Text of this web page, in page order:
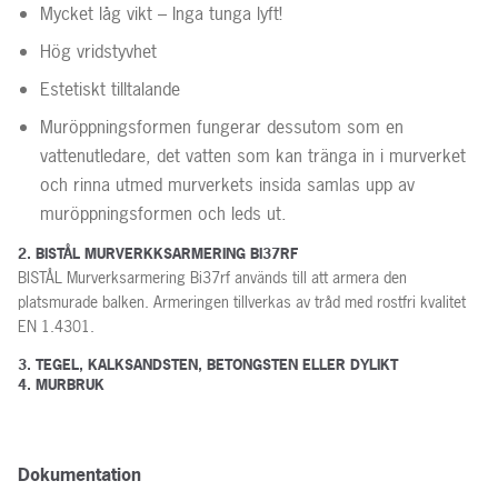
Mycket låg vikt – Inga tunga lyft!
Hög vridstyvhet
Estetiskt tilltalande
Muröppningsformen fungerar dessutom som en
vattenutledare, det vatten som kan tränga in i murverket
och rinna utmed murverkets insida samlas upp av
muröppningsformen och leds ut.
2. BISTÅL MURVERKKSARMERING BI37RF
BISTÅL Murverksarmering Bi37rf används till att armera den
platsmurade balken. Armeringen tillverkas av tråd med rostfri kvalitet
EN 1.4301.
3. TEGEL, KALKSANDSTEN, BETONGSTEN ELLER DYLIKT
4. MURBRUK
Dokumentation